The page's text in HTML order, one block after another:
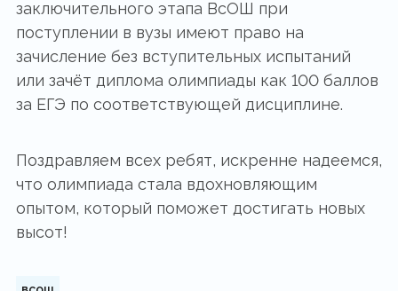
заключительного этапа ВсОШ при
поступлении в вузы имеют право на
зачисление без вступительных испытаний
или зачёт диплома олимпиады как 100 баллов
за ЕГЭ по соответствующей дисциплине.
Поздравляем всех ребят, искренне надеемся,
что олимпиада стала вдохновляющим
опытом, который поможет достигать новых
высот!